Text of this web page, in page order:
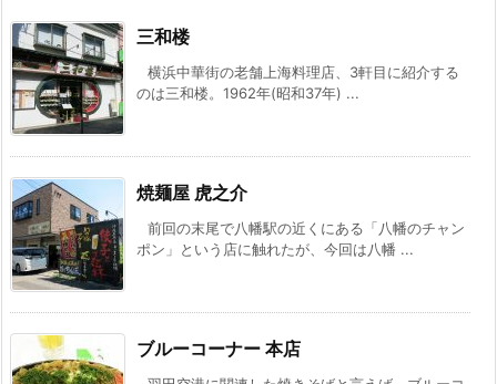
三和楼
横浜中華街の老舗上海料理店、3軒目に紹介する
のは三和楼。1962年(昭和37年) ...
焼麺屋 虎之介
前回の末尾で八幡駅の近くにある「八幡のチャン
ポン」という店に触れたが、今回は八幡 ...
ブルーコーナー 本店